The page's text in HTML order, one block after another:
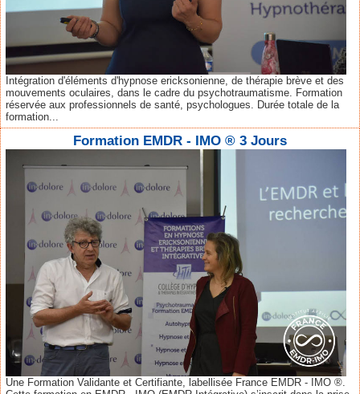
Intégration d'éléments d'hypnose ericksonienne, de thérapie brève et des
mouvements oculaires, dans le cadre du psychotraumatisme. Formation
réservée aux professionnels de santé, psychologues. Durée totale de la
formation...
Formation EMDR - IMO ® 3 Jours
Une Formation Validante et Certifiante, labellisée France EMDR - IMO ®.